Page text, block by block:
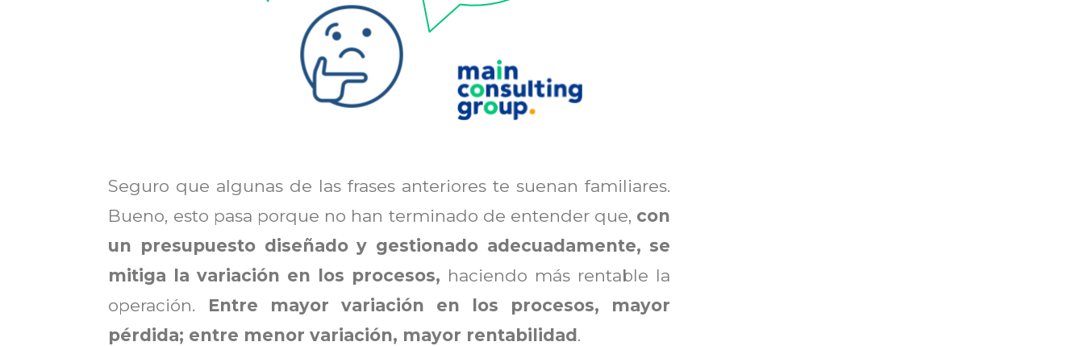
Seguro que algunas de las frases anteriores te suenan familiares.
Bueno, esto pasa porque no han terminado de entender que, con
un presupuesto diseñado y gestionado adecuadamente, se
mitiga la variación en los procesos, haciendo más rentable la
operación. Entre mayor variación en los procesos, mayor
pérdida; entre menor variación, mayor rentabilidad.